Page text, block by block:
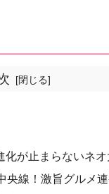
化が止まらないネ
央線！激旨グルメ